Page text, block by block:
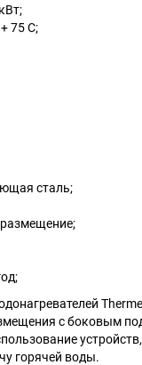
75 С;
сталь;
с боковым
горячей воды.